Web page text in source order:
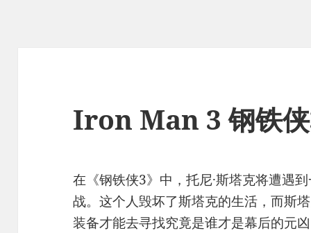
Iron Man 3 钢铁
在《钢铁侠3》中，托尼·斯塔克将遭遇
战。这个人毁坏了斯塔克的生活，而斯
装备才能去寻找究竟是谁才是幕后的元